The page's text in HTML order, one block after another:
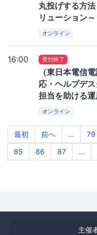
丸投げする方
リューション～
オンライン
16:00 受付終了
（東日本電信
応・ヘルプデ
担当を助ける
オンライン
最初 前へ ... 79
85
86 87 ...
主催